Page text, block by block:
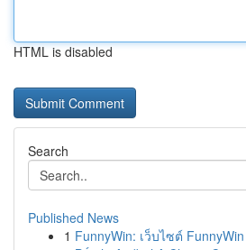
HTML is disabled
Search
Published News
1 FunnyWin: เว็บไซต์